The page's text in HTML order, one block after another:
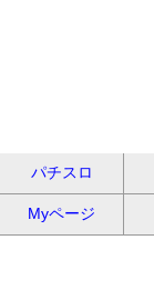
パチスロ
Myページ